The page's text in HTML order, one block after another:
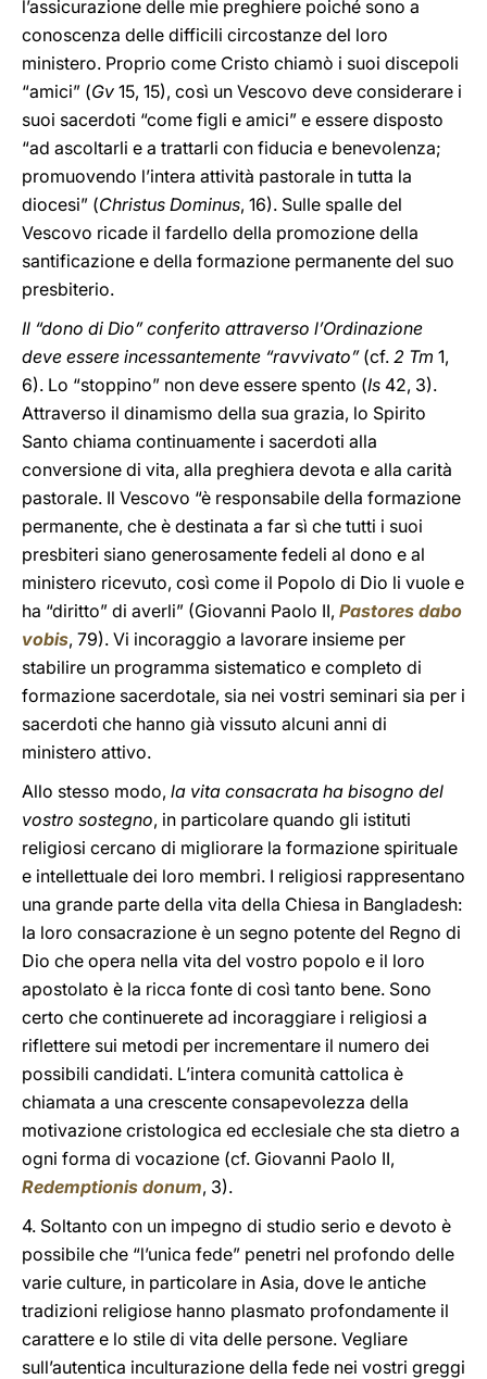
l’assicurazione delle mie preghiere poiché sono a
conoscenza delle difficili circostanze del loro
ministero. Proprio come Cristo chiamò i suoi discepoli
“amici” (Gv 15, 15), così un Vescovo deve considerare i
suoi sacerdoti “come figli e amici” e essere disposto
“ad ascoltarli e a trattarli con fiducia e benevolenza;
promuovendo l’intera attività pastorale in tutta la
diocesi” (Christus Dominus, 16). Sulle spalle del
Vescovo ricade il fardello della promozione della
santificazione e della formazione permanente del suo
presbiterio.
Il “dono di Dio” conferito attraverso l’Ordinazione
deve essere incessantemente “ravvivato” (cf. 2 Tm 1,
6). Lo “stoppino” non deve essere spento (Is 42, 3).
Attraverso il dinamismo della sua grazia, lo Spirito
Santo chiama continuamente i sacerdoti alla
conversione di vita, alla preghiera devota e alla carità
pastorale. Il Vescovo “è responsabile della formazione
permanente, che è destinata a far sì che tutti i suoi
presbiteri siano generosamente fedeli al dono e al
ministero ricevuto, così come il Popolo di Dio li vuole e
ha “diritto” di averli” (Giovanni Paolo II, Pastores dabo
vobis, 79). Vi incoraggio a lavorare insieme per
stabilire un programma sistematico e completo di
formazione sacerdotale, sia nei vostri seminari sia per i
sacerdoti che hanno già vissuto alcuni anni di
ministero attivo.
Allo stesso modo, la vita consacrata ha bisogno del
vostro sostegno, in particolare quando gli istituti
religiosi cercano di migliorare la formazione spirituale
e intellettuale dei loro membri. I religiosi rappresentano
una grande parte della vita della Chiesa in Bangladesh:
la loro consacrazione è un segno potente del Regno di
Dio che opera nella vita del vostro popolo e il loro
apostolato è la ricca fonte di così tanto bene. Sono
certo che continuerete ad incoraggiare i religiosi a
riflettere sui metodi per incrementare il numero dei
possibili candidati. L’intera comunità cattolica è
chiamata a una crescente consapevolezza della
motivazione cristologica ed ecclesiale che sta dietro a
ogni forma di vocazione (cf. Giovanni Paolo II,
Redemptionis donum, 3).
4. Soltanto con un impegno di studio serio e devoto è
possibile che “l’unica fede” penetri nel profondo delle
varie culture, in particolare in Asia, dove le antiche
tradizioni religiose hanno plasmato profondamente il
carattere e lo stile di vita delle persone. Vegliare
sull’autentica inculturazione della fede nei vostri greggi